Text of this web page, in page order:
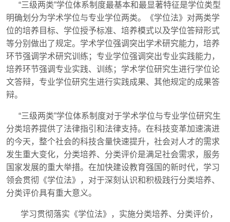
“三级两类”学位体系制度最基本和最显著特征是学位类型
明确划分为学术学位与专业学位两类。《学位法》对两类学
位的培养目标、学位授予标准、培养模式以及学位答辩形式
等分别做出了规定。学术学位强调突出学术研究能力，培养
环节强调学术研究训练；专业学位强调突出专业实践能力，
培养环节强调专业实践、训练；学术学位研究生进行学位论
文答辩，专业学位研究生进行实践成果、其他规定的成果答
辩。
“三级两类”学位体系制度对于学术学位与专业学位研究生
分类培养提供了法律指引和法律支持。在科技变革加速演进
的今天，整个社会的科技含量快速提升，社会对人才的需求
发生重大变化，分类培养、分类评价是满足社会需求，服务
国家发展的重大举措。在加快建设教育强国的新时代，学习
领会贯彻《学位法》，对于深刻认识和积极践行分类培养、
分类评价具有重大意义。
学习贯彻落实《学位法》，实施分类培养、分类评价，